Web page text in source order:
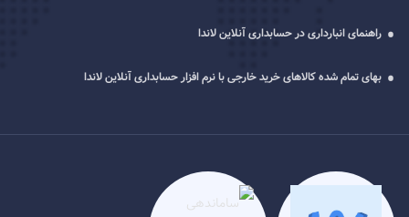
راهنمای انبارداری در حسابداری آنلاین لاندا
بهای تمام شده کالاهای خرید خارجی با نرم افزار حسابداری آنلاین لاندا